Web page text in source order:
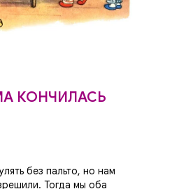
КОНЧИЛАСЬ
без пальто, но нам
Тогда мы оба